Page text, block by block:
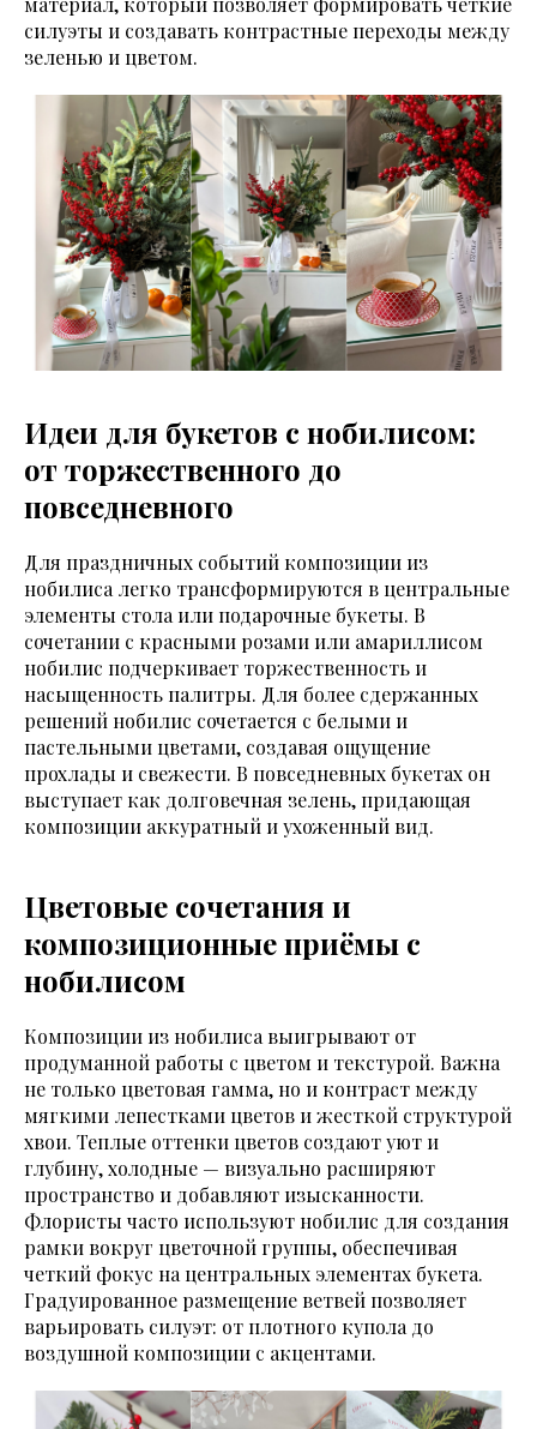
силуэты и создавать контрастные переходы между
зеленью и цветом.
Идеи для букетов с нобилисом:
от торжественного до
повседневного
Для праздничных событий композиции из
нобилиса легко трансформируются в центральные
элементы стола или подарочные букеты. В
сочетании с красными розами или амариллисом
нобилис подчеркивает торжественность и
насыщенность палитры. Для более сдержанных
решений нобилис сочетается с белыми и
пастельными цветами, создавая ощущение
прохлады и свежести. В повседневных букетах он
выступает как долговечная зелень, придающая
композиции аккуратный и ухоженный вид.
Цветовые сочетания и
композиционные приёмы с
нобилисом
Композиции из нобилиса выигрывают от
продуманной работы с цветом и текстурой. Важна
не только цветовая гамма, но и контраст между
мягкими лепестками цветов и жесткой структурой
хвои. Теплые оттенки цветов создают уют и
глубину, холодные — визуально расширяют
пространство и добавляют изысканности.
Флористы часто используют нобилис для создания
рамки вокруг цветочной группы, обеспечивая
четкий фокус на центральных элементах букета.
Градуированное размещение ветвей позволяет
варьировать силуэт: от плотного купола до
воздушной композиции с акцентами.